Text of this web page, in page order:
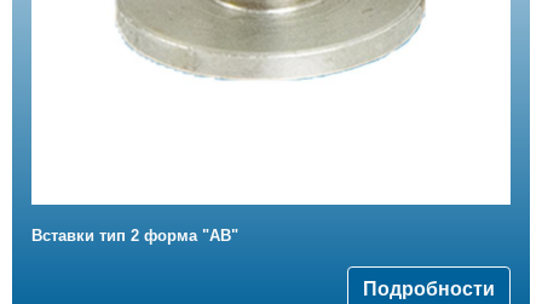
Вставки тип 2 форма "АВ"
Подробности